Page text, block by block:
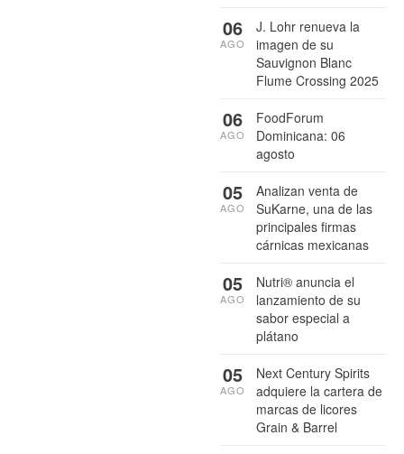
J. Lohr renueva la
imagen de su
Sauvignon Blanc
Flume Crossing 2025
06
AGO
FoodForum
Dominicana: 06
agosto
06
AGO
Analizan venta de
SuKarne, una de las
principales firmas
cárnicas mexicanas
05
AGO
Nutri® anuncia el
lanzamiento de su
sabor especial a
plátano
05
AGO
Next Century Spirits
adquiere la cartera de
marcas de licores
Grain & Barrel
05
AGO